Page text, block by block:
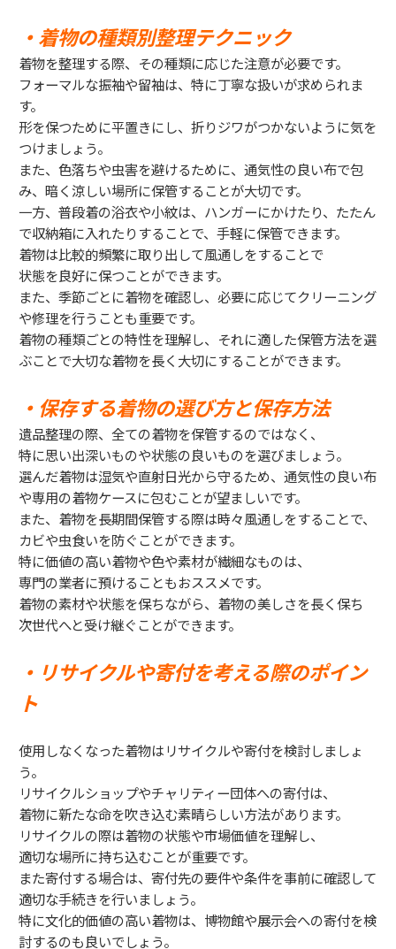
・着物の種類別整理テクニック
着物を整理する際、その種類に応じた注意が必要です。
フォーマルな振袖や留袖は、特に丁寧な扱いが求められま
す。
形を保つために平置きにし、折りジワがつかないように気を
つけましょう。
また、色落ちや虫害を避けるために、通気性の良い布で包
み、暗く涼しい場所に保管することが大切です。
一方、普段着の浴衣や小紋は、ハンガーにかけたり、たたん
で収納箱に入れたりすることで、手軽に保管できます。
着物は比較的頻繁に取り出して風通しをすることで
状態を良好に保つことができます。
また、季節ごとに着物を確認し、必要に応じてクリーニング
や修理を行うことも重要です。
着物の種類ごとの特性を理解し、それに適した保管方法を選
ぶことで大切な着物を長く大切にすることができます。
・保存する着物の選び方と保存方法
遺品整理の際、全ての着物を保管するのではなく、
特に思い出深いものや状態の良いものを選びましょう。
選んだ着物は湿気や直射日光から守るため、通気性の良い布
や専用の着物ケースに包むことが望ましいです。
また、着物を長期間保管する際は時々風通しをすることで、
カビや虫食いを防ぐことができます。
特に価値の高い着物や色や素材が繊細なものは、
専門の業者に預けることもおススメです。
着物の素材や状態を保ちながら、着物の美しさを長く保ち
次世代へと受け継ぐことができます。
・リサイクルや寄付を考える際のポイン
ト
使用しなくなった着物はリサイクルや寄付を検討しましょ
う。
リサイクルショップやチャリティー団体への寄付は、
着物に新たな命を吹き込む素晴らしい方法があります。
リサイクルの際は着物の状態や市場価値を理解し、
適切な場所に持ち込むことが重要です。
また寄付する場合は、寄付先の要件や条件を事前に確認して
適切な手続きを行いましょう。
特に文化的価値の高い着物は、博物館や展示会への寄付を検
討するのも良いでしょう。